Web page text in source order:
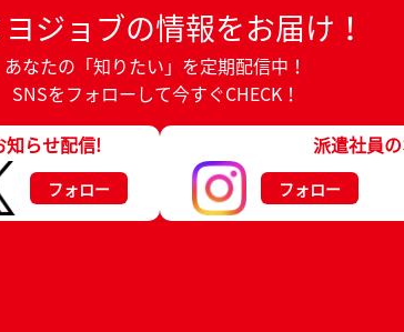
ヨジョブの情報をお届け！
あなたの「知りたい」を定期配信中！
SNSをフォローして今すぐCHECK！
知らせ配信!
フォロー
派遣社員
フォロー